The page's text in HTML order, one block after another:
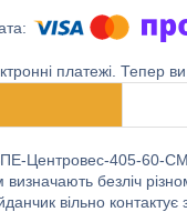
платежі. Тепер
Центровес-405-60-
безліч
вільно контактує